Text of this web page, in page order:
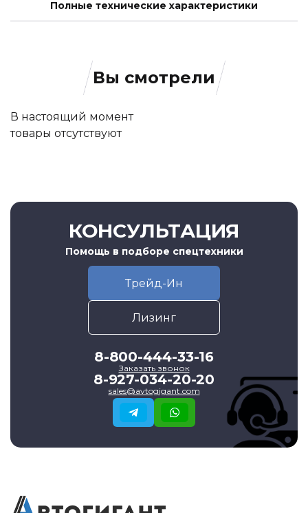
Полные технические характеристики
Вы смотрели
В настоящий момент
товары отсутствуют
КОНСУЛЬТАЦИЯ
Помощь в подборе спецтехники
Трейд-Ин
Лизинг
8-800-444-33-16
Заказать звонок
8-927-034-20-20
sales@avtogigant.com